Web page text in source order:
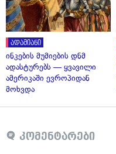
ადამიანი
ინკების მუმიების დნმ
ადასტურებს — ყვავილი
ამერიკაში ევროპიდან
მოხვდა
კომენტარები